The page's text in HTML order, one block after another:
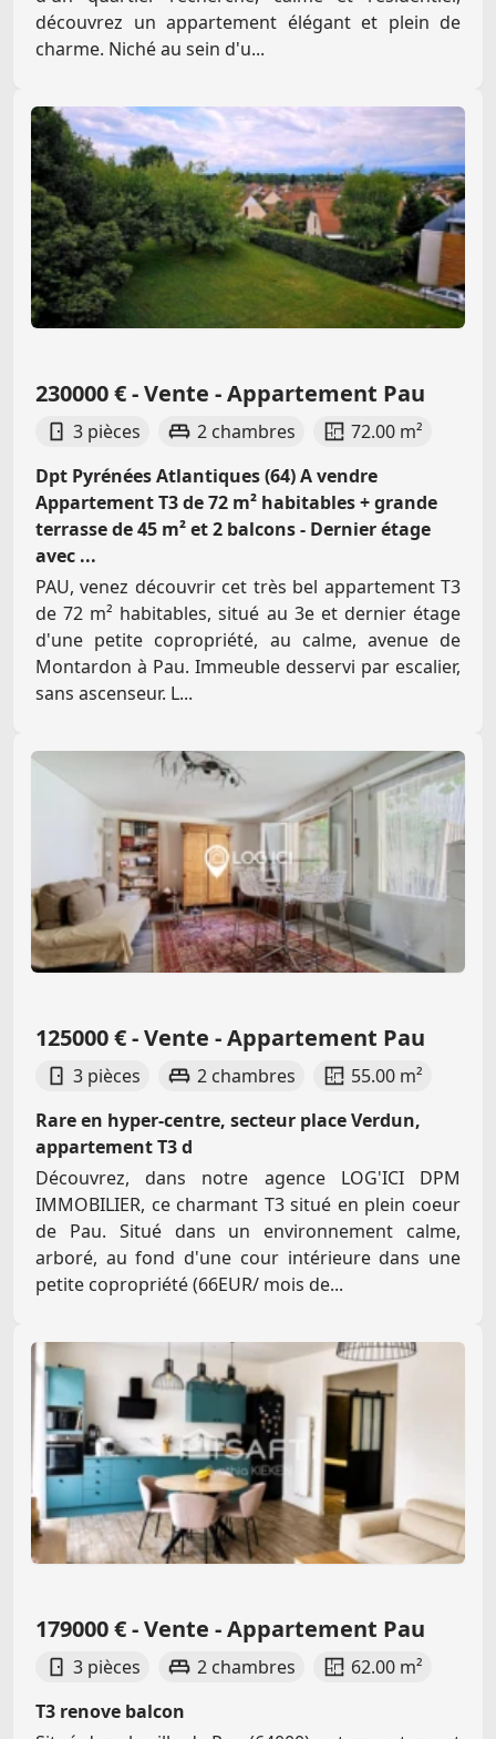
découvrez un appartement élégant et plein de
charme. Niché au sein d'u...
230000 € - Vente - Appartement Pau
3 pièces 2 chambres
72.00 m²
Dpt Pyrénées Atlantiques (64) A vendre
Appartement T3 de 72 m² habitables + grande
terrasse de 45 m² et 2 balcons - Dernier étage
avec ...
PAU, venez découvrir cet très bel appartement T3
de 72 m² habitables, situé au 3e et dernier étage
d'une petite copropriété, au calme, avenue de
Montardon à Pau. Immeuble desservi par escalier,
sans ascenseur. L...
125000 € - Vente - Appartement Pau
3 pièces 2 chambres
55.00 m²
Rare en hyper-centre, secteur place Verdun,
appartement T3 d
Découvrez, dans notre agence LOG'ICI DPM
IMMOBILIER, ce charmant T3 situé en plein coeur
de Pau. Situé dans un environnement calme,
arboré, au fond d'une cour intérieure dans une
petite copropriété (66EUR/ mois de...
179000 € - Vente - Appartement Pau
3 pièces 2 chambres
62.00 m²
T3 renove balcon